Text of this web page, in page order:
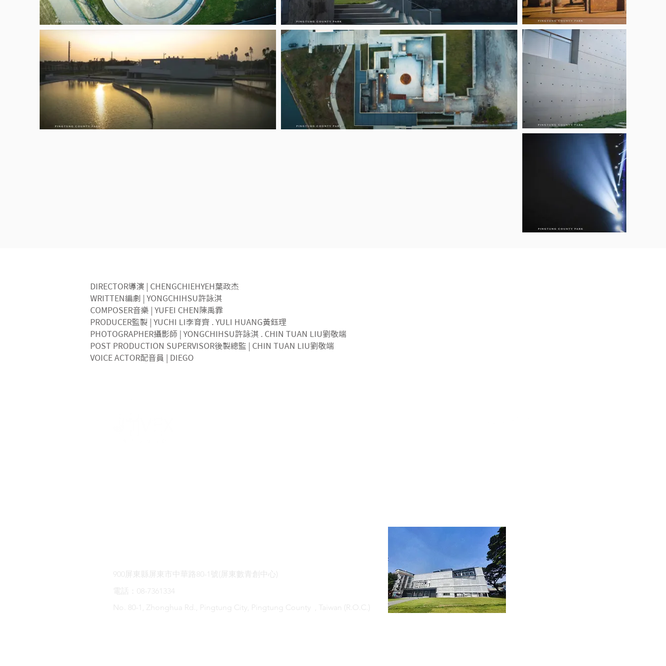
DIRECTOR導演 | CHENGCHIEHYEH葉政杰
WRITTEN編劇 | YONGCHIHSU許詠淇
COMPOSER音樂 | YUFEI CHEN陳禹霏
PRODUCER監製 | YUCHI LI李育齊 . YULI HUANG黃鈺理
PHOTOGRAPHER攝影師 | YONGCHIHSU許詠淇 . CHIN TUAN LIU劉敬端
POST PRODUCTION SUPERVISOR後製總監 | CHIN TUAN LIU劉敬端
VOICE ACTOR配音員 | DIEGO
900屏東縣屏東市中華路80-1號(屏東數青創中心)
​電話：08-7361334
No. 80-1, Zhonghua Rd., Pingtung City, Pingtung County
, Taiwan (R.O.C.)